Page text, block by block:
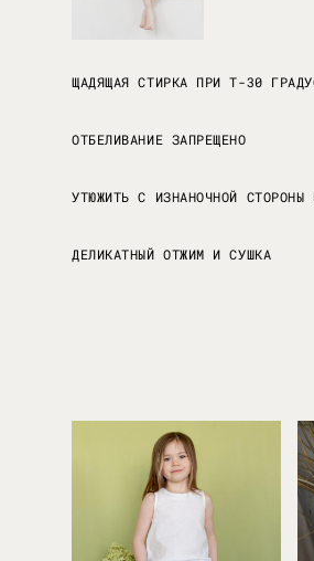
ЩАДЯЩАЯ СТИРКА ПРИ Т-30
ОТБЕЛИВАНИЕ ЗАПРЕЩЕНО
УТЮЖИТЬ С ИЗНАНОЧНОЙ
ДЕЛИКАТНЫЙ ОТЖИМ И СУШКА